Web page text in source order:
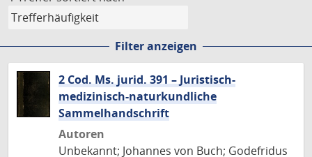
Filter anzeigen
2 Cod. Ms. jurid. 391 – Juristisch-
medizinisch-naturkundliche
Sammelhandschrift
Autoren
Unbekannt; Johannes von Buch; Godefridus